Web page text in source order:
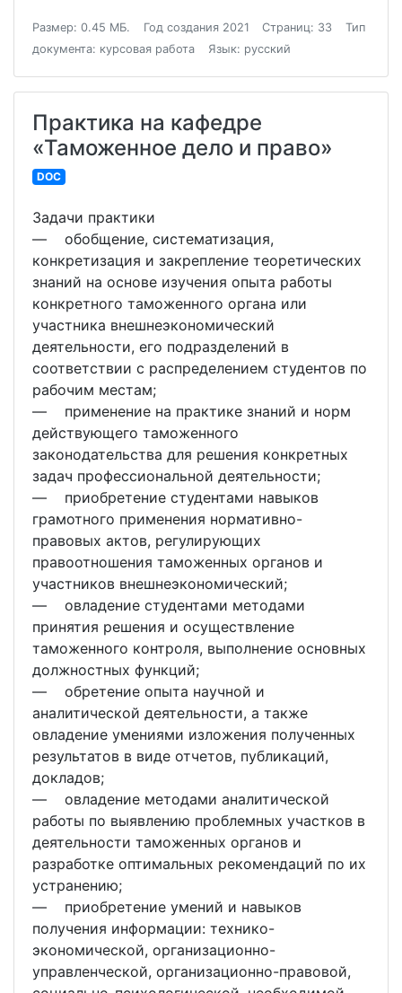
Размер: 0.45 МБ. Год создания 2021 Страниц: 33
Тип
документа: курсовая работа
Язык: русский
Практика на кафедре
«Таможенное дело и право»
DOC
Задачи практики
― обобщение, систематизация,
конкретизация и закрепление теоретических
знаний на основе изучения опыта работы
конкретного таможенного органа или
участника внешнеэкономический
деятельности, его подразделений в
соответствии с распределением студентов по
рабочим местам;
― применение на практике знаний и норм
действующего таможенного
законодательства для решения конкретных
задач профессиональной деятельности;
― приобретение студентами навыков
грамотного применения нормативно-
правовых актов, регулирующих
правоотношения таможенных органов и
участников внешнеэкономический;
― овладение студентами методами
принятия решения и осуществление
таможенного контроля, выполнение основных
должностных функций;
― обретение опыта научной и
аналитической деятельности, а также
овладение умениями изложения полученных
результатов в виде отчетов, публикаций,
докладов;
― овладение методами аналитической
работы по выявлению проблемных участков в
деятельности таможенных органов и
разработке оптимальных рекомендаций по их
устранению;
― приобретение умений и навыков
получения информации: технико-
экономической, организационно-
управленческой, организационно-правовой,